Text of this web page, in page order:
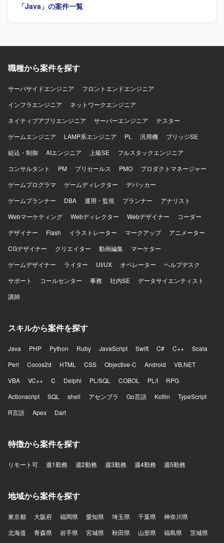
ョンの魅力】 大規模システム刷新プロジェクトに長期的に
で、設計力や技術調査力、課題解決力を高めていただけま
環境を想定した業務となります。
「Java」の案件一覧
職種から案件を探す
サーバサイドエンジニア
フロントエンドエンジニア
インフラエンジニア
ネットワークエンジニア
ネイティブアプリエンジニア
サーバーエンジニア
テスター
ゲームエンジニア
LAMP系エンジニア PL 汎用機
ブリッジSE
組込・制御
AIエンジニア 上級SE
フルスタックエンジニア
コンサルタント
PM プリセールス PMO
プロダクトマネージャー
ゲームプログラマ
ゲームディレクター
デバッカー
ゲームプランナー
DBA 運用・監視 プランナー
アナリスト
Webマーケティング
Webディレクター Webデザイナー
コーダー
デザイナー
Flash イラストレーター マークアップ
アニメーター
CGデザイナー
クリエイター 動画編集
マーケター
ゲームデザイナー
ライター UI/UX オペレーター
ヘルプデスク
サポート
コールセンター 事務 社内SE
データサイエンティスト
講師
スキルから案件を探す
Java PHP Python Ruby JavaScript Swift C# C++
Scala
Perl
Cocos2d HTML CSS Objective-C Android
VB.NET
VBA
VC++ C Delphi PL/SQL COBOL PL/I
RPG
Actionscript
SQL shell アセンブラ Go言語 Kotlin
TypeScript
R言語
Apex Dart
特徴から案件を探す
リモート可 週1勤務 週2勤務 週3勤務 週4勤務 週5勤務
地域から案件を探す
東京都 大阪府 福岡県 愛知県 埼玉県 千葉県
神奈川県
北海道
青森県 岩手県 宮城県 秋田県 山形県 福島県 茨城県